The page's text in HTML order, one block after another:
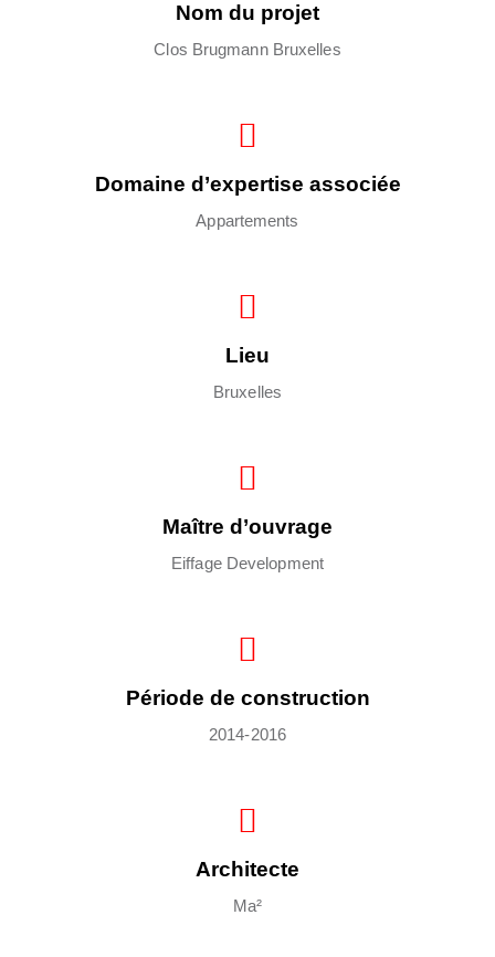
Nom du projet
Clos Brugmann Bruxelles
Domaine d’expertise associée
Appartements
Lieu
Bruxelles
Maître d’ouvrage
Eiffage Development
Période de construction
2014-2016
Architecte
Ma²